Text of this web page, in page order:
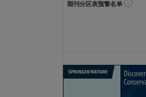
期刊分区表预警名单